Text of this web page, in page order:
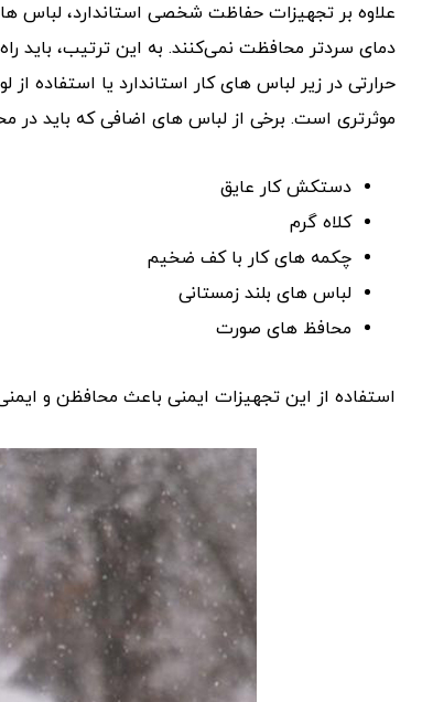
علاوه بر تجهیزات حفاظت شخصی استاندارد، لباس
دمای سردتر محافظت نمی‌کنند. به این ترتیب، باید
حرارتی در زیر لباس های کار استاندارد یا
موثرتری است. برخی از لباس های اضافی که باید در
دستکش کار عایق
کلاه گرم
چکمه های کار با کف ضخیم
لباس های بلند زمستانی
محافظ های صورت
استفاده از این تجهیزات ایمنی باعث محافظن و